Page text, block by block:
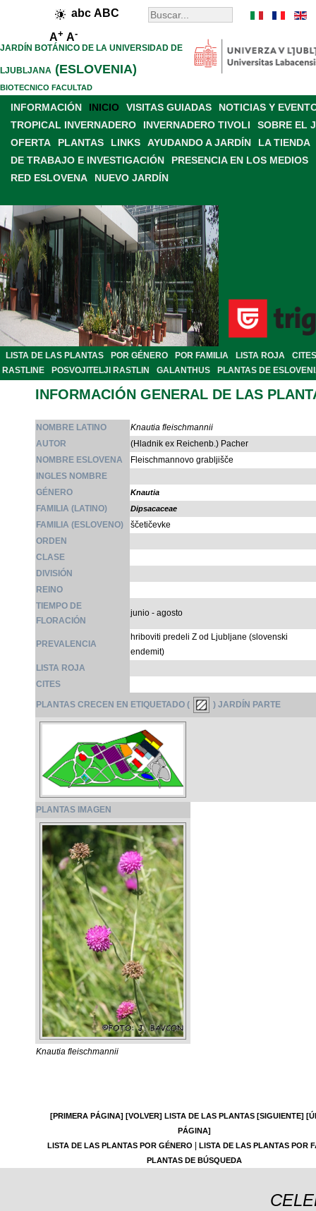
abc ABC
A+ A-
JARDÍN BOTÁNICO DE LA UNIVERSIDAD DE
LJUBLJANA (ESLOVENIA)
BIOTECNICO FACULTAD
INFORMACIÓN INICIO VISITAS GUIADAS
NOTICIAS Y
TROPICAL INVERNADERO
INVERNADERO TIVOLI
SOBRE EL
OFERTA
PLANTAS LINKS AYUDANDO A JARDÍN
LA TIENDA
DE TRABAJO E INVESTIGACIÓN
PRESENCIA EN LOS MEDIOS
RED ESLOVENA
NUEVO JARDÍN
LISTA DE LAS PLANTAS POR GÉNERO POR FAMILIA LISTA ROJA
CITES
RASTLINE
POSVOJITELJI RASTLIN GALANTHUS PLANTAS DE
INFORMACIÓN GENERAL DE LAS
NOMBRE LATINO
Knautia fleischmannii
AUTOR
(Hladnik ex Reichenb.) Pacher
NOMBRE ESLOVENA
Fleischmannovo grabljišče
INGLES NOMBRE
GÉNERO
Knautia
FAMILIA (LATINO) Dipsacaceae
FAMILIA (ESLOVENO)
ščetičevke
ORDEN
CLASE
DIVISIÓN
REINO
TIEMPO DE
FLORACIÓN
junio - agosto
PREVALENCIA
hriboviti predeli Z od Ljubljane (slovenski
endemit)
LISTA ROJA
CITES
PLANTAS CRECEN EN ETIQUETADO ( ) JARDÍN PARTE
PLANTAS IMAGEN
Knautia fleischmannii
[PRIMERA PÁGINA] [VOLVER] LISTA DE LAS PLANTAS [SIGUIENTE]
PÁGINA]
LISTA DE LAS PLANTAS POR GÉNERO
LISTA DE LAS PLANTAS POR
PLANTAS DE BÚSQUEDA